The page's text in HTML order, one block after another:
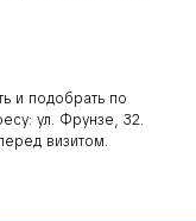
и подобрать по
ул. Фрунзе, 32.
визитом.